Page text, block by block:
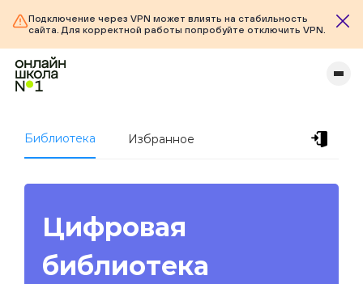
Подключение через VPN может влиять на стабильность
сайта. Для корректной работы попробуйте отключить VPN.
Библиотека Избранное
Цифровая
библиотека